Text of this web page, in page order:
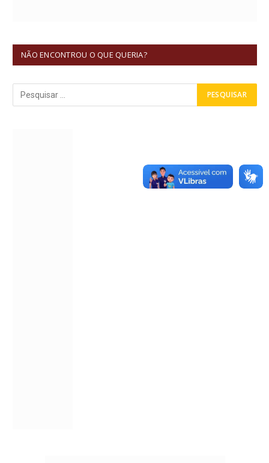
NÃO ENCONTROU O QUE QUERIA?